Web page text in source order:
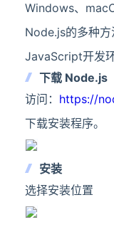
Windows、
Node.js的多种
JavaScript开发环
下载 Node.js
访问： https://
下载安装程序。
安装
选择安装位置